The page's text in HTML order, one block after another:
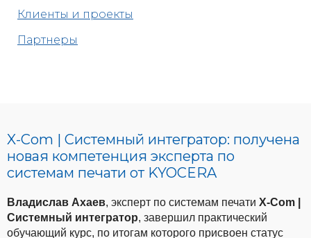
Клиенты и проекты
Партнеры
X-Com | Системный интегратор: получена
новая компетенция эксперта по
системам печати от KYOCERA
Владислав Ахаев, эксперт по системам печати X-Com
Системный интегратор, завершил практический
обучающий курс, по итогам которого присвоен статус